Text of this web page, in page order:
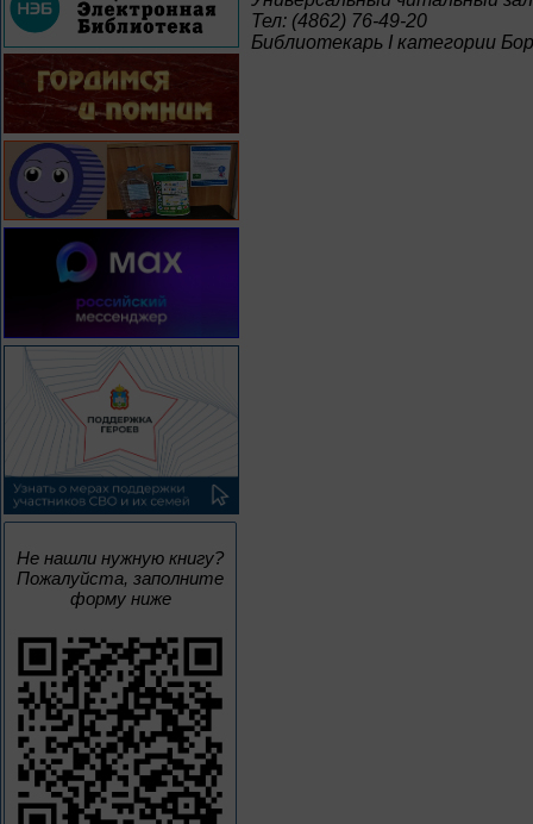
Не нашли нужную книгу?
Пожалуйста, заполните
форму ниже
Тел: (4862) 76-49-20
Библиотекарь I категории